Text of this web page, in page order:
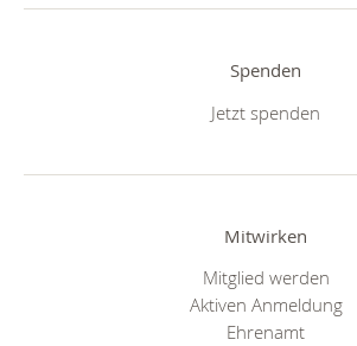
Spenden
Jetzt spenden
Mitwirken
Mitglied werden
Aktiven Anmeldung
Ehrenamt